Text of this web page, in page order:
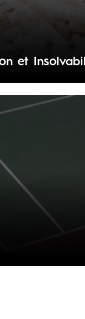
et